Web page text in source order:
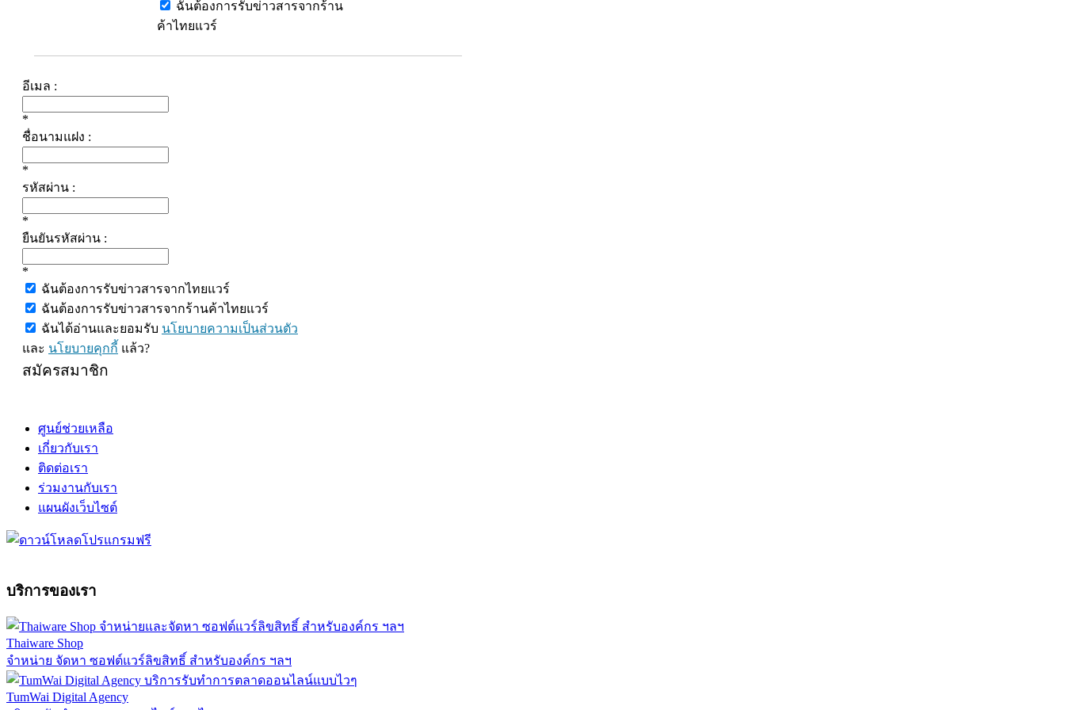
ฉันต้องการรับข่าวสารจากร้าน
ค้าไทยแวร์
อีเมล :
*
ชื่อนามแฝง :
*
รหัสผ่าน :
*
ยืนยันรหัสผ่าน :
*
ฉันต้องการรับข่าวสารจากไทยแวร์
ฉันต้องการรับข่าวสารจากร้านค้าไทยแวร์
ฉันได้อ่านและยอมรับ นโยบายความเป็นส่วนตัว
และ นโยบายคุกกี้ แล้ว?
สมัครสมาชิก
ศูนย์ช่วยเหลือ
เกี่ยวกับเรา
ติดต่อเรา
ร่วมงานกับเรา
แผนผังเว็บไซต์
บริการของเรา
Thaiware Shop
จำหน่าย จัดหา ซอฟต์แวร์ลิขสิทธิ์ สำหรับองค์กร ฯลฯ
TumWai Digital Agency